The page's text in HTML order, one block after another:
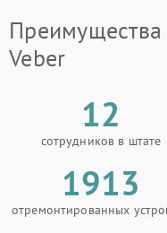
Преимущества
Veber
12
сотрудников в штате
1913
отремонтированных